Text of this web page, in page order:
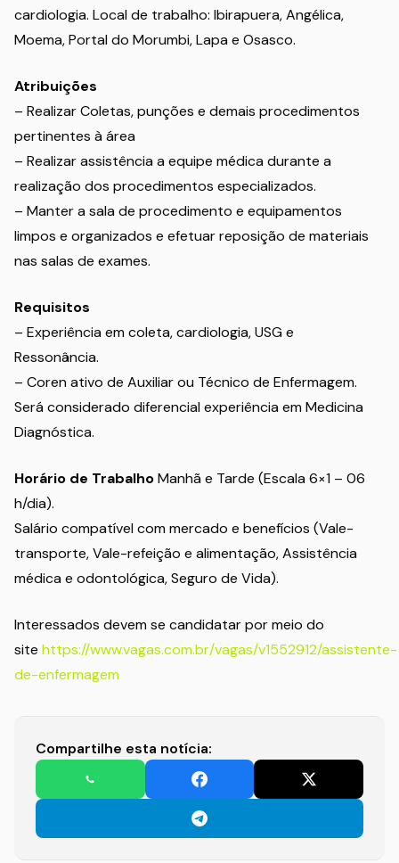
cardiologia. Local de trabalho: Ibirapuera, Angélica,
Moema, Portal do Morumbi, Lapa e Osasco.
Atribuições
– Realizar Coletas, punções e demais procedimentos
pertinentes à área
– Realizar assistência a equipe médica durante a
realização dos procedimentos especializados.
– Manter a sala de procedimento e equipamentos
limpos e organizados e efetuar reposição de materiais
nas salas de exames.
Requisitos
– Experiência em coleta, cardiologia, USG e
Ressonância.
– Coren ativo de Auxiliar ou Técnico de Enfermagem.
Será considerado diferencial experiência em Medicina
Diagnóstica.
Horário de TrabalhoManhã e Tarde (Escala 6×1 – 06
h/dia).
Salário compatível com mercado e benefícios (Vale-
transporte, Vale-refeição e alimentação, Assistência
médica e odontológica, Seguro de Vida).
Interessados devem se candidatar por meio do
site https://www.vagas.com.br/vagas/v1552912/assistente-
de-enfermagem
Compartilhe esta notícia: